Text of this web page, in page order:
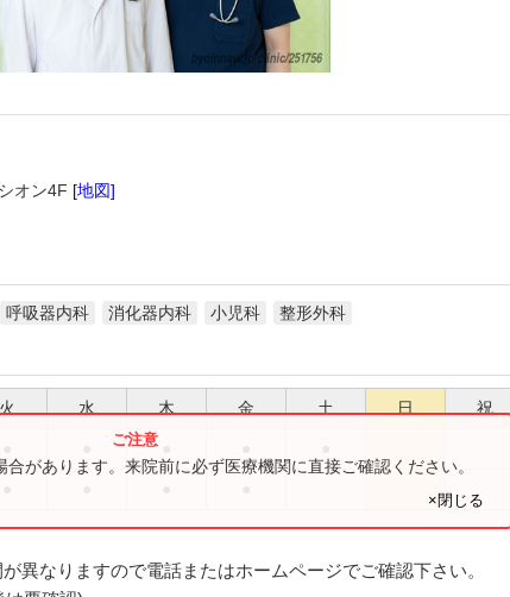
オン4F [地図]
呼吸器内科 消化器内科 小児科 整形外科
火 水 木 金 土 日 祝
があります。来院前に必ず医療機関に直接ご確認ください。
×閉じる
異なりますので電話またはホームページでご確認下さい。